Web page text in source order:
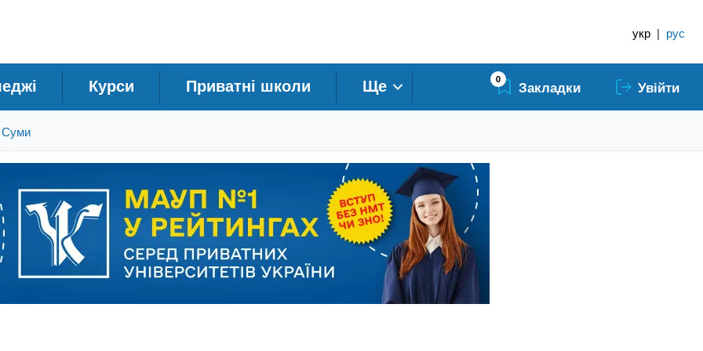
укр | рус
Курси Приватні школи Ще 0 Закладки Увійти